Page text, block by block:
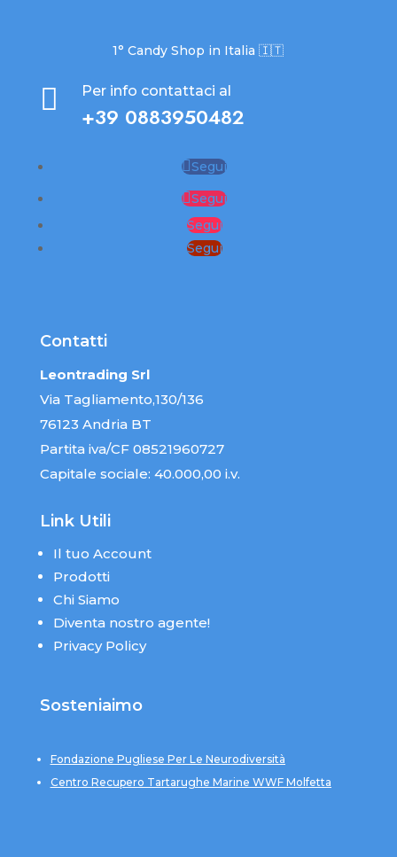
1° Candy Shop in Italia 🇮🇹
 Per info contattaci al
+39 0883950482
Segui
Segui
Segui
Segui
Contatti
Leontrading Srl
Via Tagliamento,130/136
76123 Andria BT
Partita iva/CF 08521960727
Capitale sociale: 40.000,00 i.v.
Link Utili
Il tuo Account
Prodotti
Chi Siamo
Diventa nostro agente!
Privacy Policy
Sosteniaimo
Fondazione Pugliese Per Le Neurodiversità
Centro Recupero Tartarughe Marine WWF Molfetta